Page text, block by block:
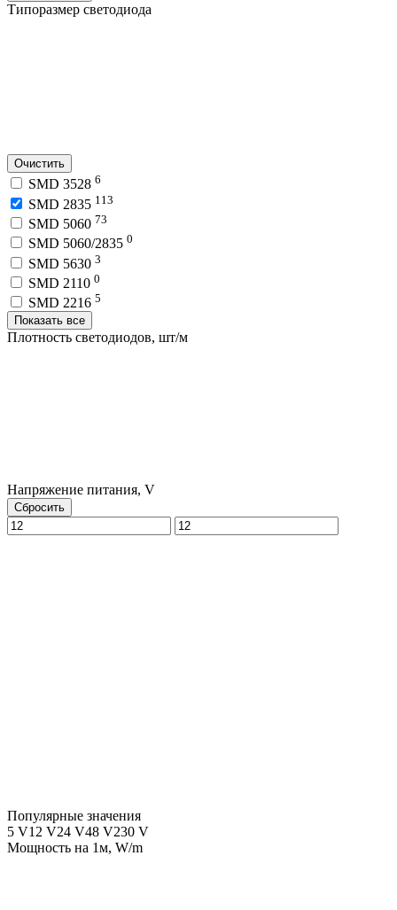
Типоразмер светодиода
Очистить
SMD 3528 6
SMD 2835 113
SMD 5060 73
SMD 5060/2835 0
SMD 5630 3
SMD 2110 0
SMD 2216 5
Показать все
Плотность светодиодов, шт/м
Напряжение питания, V
Сбросить
Популярные значения
5 V12 V24 V48 V230 V
Мощность на 1м, W/m